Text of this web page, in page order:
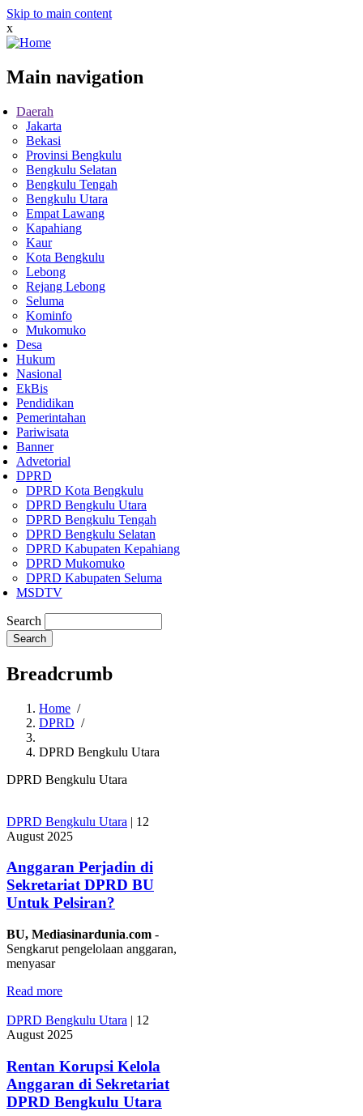
Skip to main content
x
Main navigation
Daerah
Jakarta
Bekasi
Provinsi Bengkulu
Bengkulu Selatan
Bengkulu Tengah
Bengkulu Utara
Empat Lawang
Kapahiang
Kaur
Kota Bengkulu
Lebong
Rejang Lebong
Seluma
Kominfo
Mukomuko
Desa
Hukum
Nasional
EkBis
Pendidikan
Pemerintahan
Pariwisata
Banner
Advetorial
DPRD
DPRD Kota Bengkulu
DPRD Bengkulu Utara
DPRD Bengkulu Tengah
DPRD Bengkulu Selatan
DPRD Kabupaten Kepahiang
DPRD Mukomuko
DPRD Kabupaten Seluma
MSDTV
Search
Breadcrumb
Home /
DPRD /
DPRD Bengkulu Utara
DPRD Bengkulu Utara
DPRD Bengkulu Utara | 12
August 2025
Anggaran Perjadin di
Sekretariat DPRD BU
Untuk Pelsiran?
BU, Mediasinardunia.com -
Sengkarut pengelolaan anggaran,
menyasar
Read more
DPRD Bengkulu Utara | 12
August 2025
Rentan Korupsi Kelola
Anggaran di Sekretariat
DPRD Bengkulu Utara